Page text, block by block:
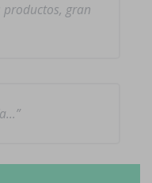
gran